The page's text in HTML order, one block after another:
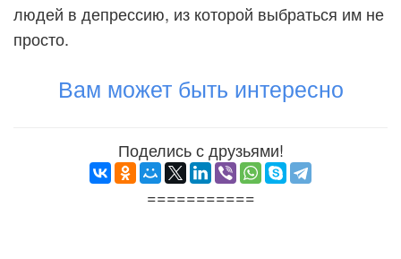
людей в депрессию, из которой выбраться им не
просто.
Вам может быть интересно
Поделись с друзьями!
===========